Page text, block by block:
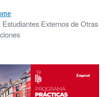
Externos de Otras